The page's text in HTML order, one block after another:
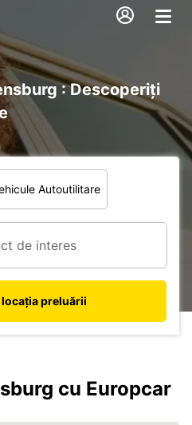
: Descoperiți
Autoutilitare
locația preluării
cu Europcar